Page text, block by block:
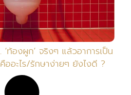
‘ท้องผูก’ จริงๆ แล้วอาการเป็น
ออะไร/รักษาง่ายๆ ยังไงดี ?